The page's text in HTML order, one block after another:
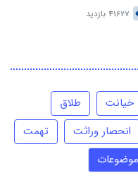
41627 بازدید
خیانت
طلاق
انحصار وراثت
تهمت